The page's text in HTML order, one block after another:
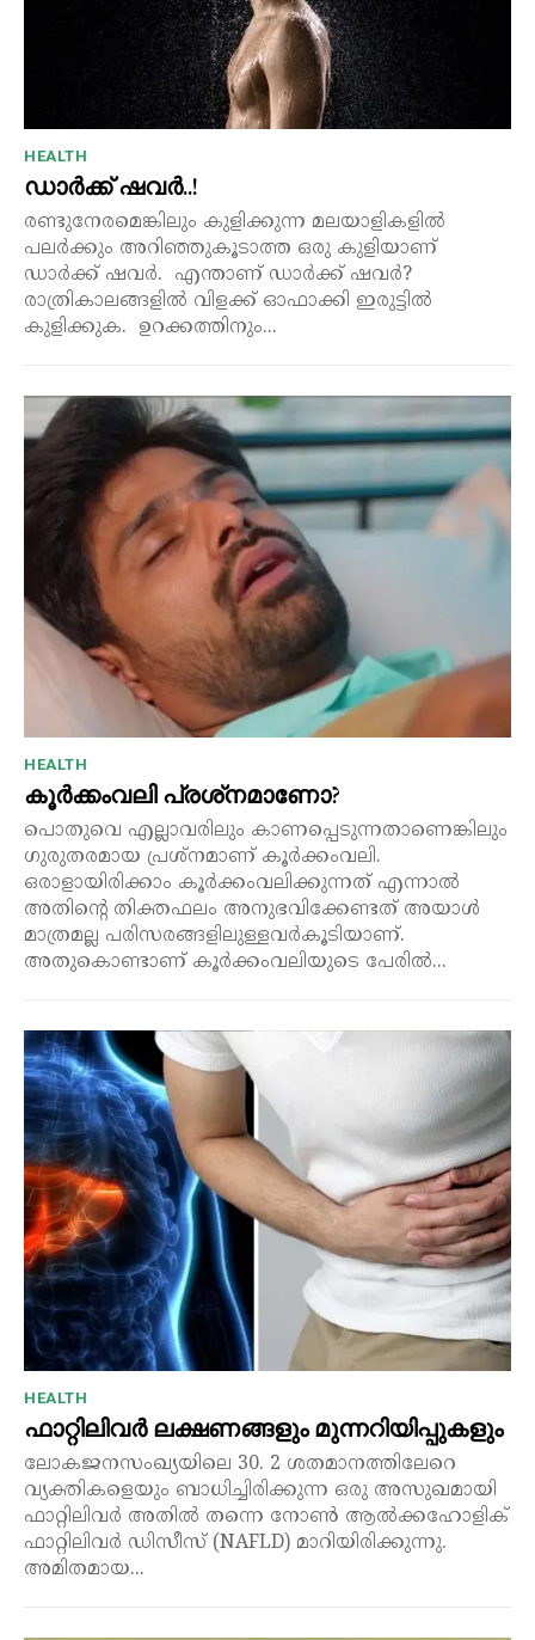
HEALTH
ഡാർക്ക് ഷവർ..!
രണ്ടുനേരമെങ്കിലും കുളിക്കുന്ന മലയാളികളിൽ
പലർക്കും അറിഞ്ഞുകൂടാത്ത ഒരു കുളിയാണ്
ഡാർക്ക് ഷവർ. എന്താണ് ഡാർക്ക് ഷവർ?
രാത്രികാലങ്ങളിൽ വിളക്ക് ഓഫാക്കി ഇരുട്ടിൽ
കുളിക്കുക. ഉറക്കത്തിനും...
HEALTH
കൂർക്കംവലി പ്രശ്‌നമാണോ?
പൊതുവെ എല്ലാവരിലും കാണപ്പെടുന്നതാണെങ്കിലും
ഗുരുതരമായ പ്രശ്നമാണ് കൂർക്കംവലി.
ഒരാളായിരിക്കാം കൂർക്കംവലിക്കുന്നത് എന്നാൽ
അതിന്റെ തിക്തഫലം അനുഭവിക്കേണ്ടത് അയാൾ
മാത്രമല്ല പരിസരങ്ങളിലുള്ളവർകൂടിയാണ്.
അതുകൊണ്ടാണ് കൂർക്കംവലിയുടെ പേരിൽ...
HEALTH
ഫാറ്റിലിവർ ലക്ഷണങ്ങളും മുന്നറിയിപ്പുകളും
ലോകജനസംഖ്യയിലെ 30. 2 ശതമാനത്തിലേറെ
വ്യക്തികളെയും ബാധിച്ചിരിക്കുന്ന ഒരു അസുഖമായി
ഫാറ്റിലിവർ അതിൽ തന്നെ നോൺ ആൽക്കഹോളിക്
ഫാറ്റിലിവർ ഡിസീസ് (NAFLD) മാറിയിരിക്കുന്നു.
അമിതമായ...